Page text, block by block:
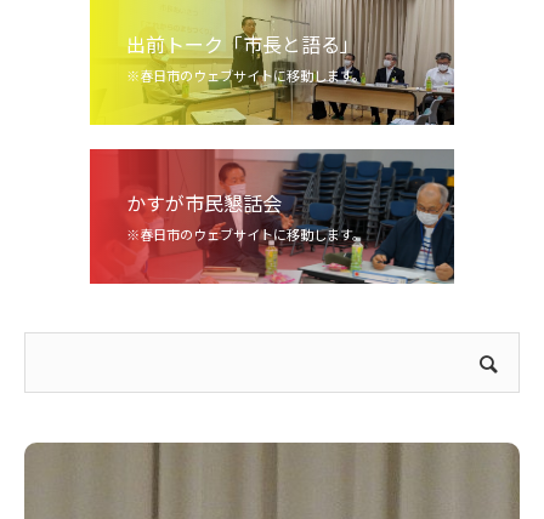
出前トーク「市長と語る」
※春日市のウェブサイトに移動します。
かすが市民懇話会
※春日市のウェブサイトに移動します。